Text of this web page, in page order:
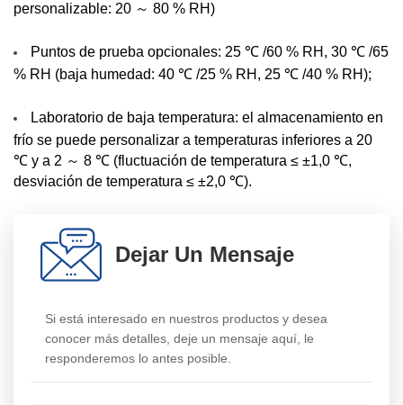
personalizable: 20 ～ 80 % RH)
Puntos de prueba opcionales: 25 ℃ /60 % RH, 30 ℃ /65
% RH (baja humedad: 40 ℃ /25 % RH, 25 ℃ /40 % RH);
Laboratorio de baja temperatura: el almacenamiento en
frío se puede personalizar a temperaturas inferiores a 20
℃ y a 2 ～ 8 ℃ (fluctuación de temperatura ≤ ±1,0 ℃,
desviación de temperatura ≤ ±2,0 ℃).
Dejar Un Mensaje
Si está interesado en nuestros productos y desea
conocer más detalles, deje un mensaje aquí, le
responderemos lo antes posible.